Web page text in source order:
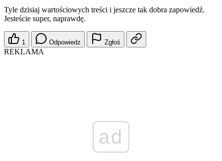
Tyle dzisiaj wartościowych treści i jeszcze tak dobra zapowiedź.
Jesteście super, naprawdę.
1 Odpowiedz Zgłoś
REKLAMA
ad